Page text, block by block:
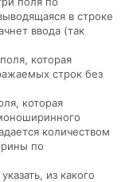
в строке
ввода (так
которая
строк без
которая
количеством
по
из какого